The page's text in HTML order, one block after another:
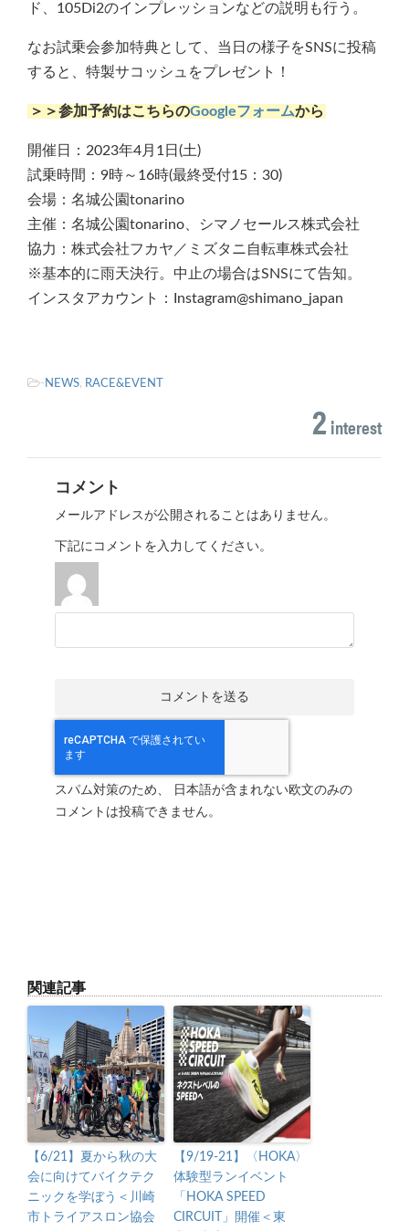
ド、105Di2のインプレッションなどの説明も行う。
なお試乗会参加特典として、当日の様子をSNSに投稿
すると、特製サコッシュをプレゼント！
＞＞参加予約はこちらのGoogleフォームから
開催日：2023年4月1日(土)
試乗時間：9時～16時(最終受付15：30)
会場：名城公園tonarino
主催：名城公園tonarino、シマノセールス株式会社
協力：株式会社フカヤ／ミズタニ自転車株式会社
※基本的に雨天決行。中止の場合はSNSにて告知。
インスタアカウント：Instagram@shimano_japan
- NEWS, RACE&EVENT
2interest
コメント
メールアドレスが公開されることはありません。
下記にコメントを入力してください。
スパム対策のため、 日本語が含まれない欧文のみの
コメントは投稿できません。
関連記事
【6/21】夏から秋の大
会に向けてバイクテク
ニックを学ぼう＜川崎
市トライアスロン協会
【9/19-21】〈HOKA〉
体験型ランイベント
「HOKA SPEED
CIRCUIT」開催＜東